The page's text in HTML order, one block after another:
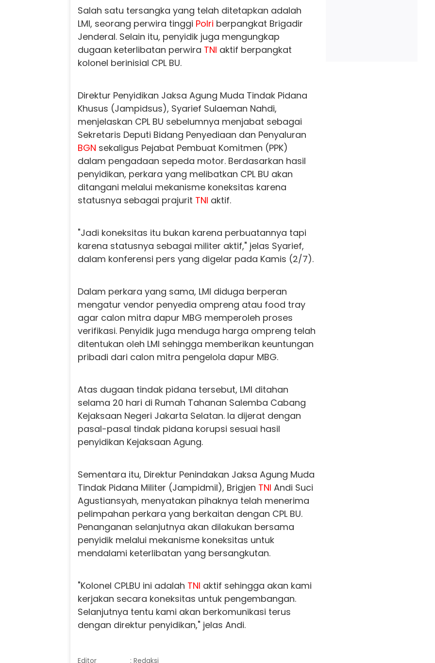
Salah satu tersangka yang telah ditetapkan adalah
LMI, seorang perwira tinggi Polri berpangkat Brigadir
Jenderal. Selain itu, penyidik juga mengungkap
dugaan keterlibatan perwira TNI aktif berpangkat
kolonel berinisial CPL BU.
Direktur Penyidikan Jaksa Agung Muda Tindak Pidana
Khusus (Jampidsus), Syarief Sulaeman Nahdi,
menjelaskan CPL BU sebelumnya menjabat sebagai
Sekretaris Deputi Bidang Penyediaan dan Penyaluran
BGN sekaligus Pejabat Pembuat Komitmen (PPK)
dalam pengadaan sepeda motor. Berdasarkan hasil
penyidikan, perkara yang melibatkan CPL BU akan
ditangani melalui mekanisme koneksitas karena
statusnya sebagai prajurit TNI aktif.
"Jadi koneksitas itu bukan karena perbuatannya tapi
karena statusnya sebagai militer aktif," jelas Syarief,
dalam konferensi pers yang digelar pada Kamis (2/7).
Dalam perkara yang sama, LMI diduga berperan
mengatur vendor penyedia ompreng atau food tray
agar calon mitra dapur MBG memperoleh proses
verifikasi. Penyidik juga menduga harga ompreng telah
ditentukan oleh LMI sehingga memberikan keuntungan
pribadi dari calon mitra pengelola dapur MBG.
Atas dugaan tindak pidana tersebut, LMI ditahan
selama 20 hari di Rumah Tahanan Salemba Cabang
Kejaksaan Negeri Jakarta Selatan. Ia dijerat dengan
pasal-pasal tindak pidana korupsi sesuai hasil
penyidikan Kejaksaan Agung.
Sementara itu, Direktur Penindakan Jaksa Agung Muda
Tindak Pidana Militer (Jampidmil), Brigjen TNI Andi Suci
Agustiansyah, menyatakan pihaknya telah menerima
pelimpahan perkara yang berkaitan dengan CPL BU.
Penanganan selanjutnya akan dilakukan bersama
penyidik melalui mekanisme koneksitas untuk
mendalami keterlibatan yang bersangkutan.
"Kolonel CPLBU ini adalah TNI aktif sehingga akan kami
kerjakan secara koneksitas untuk pengembangan.
Selanjutnya tentu kami akan berkomunikasi terus
dengan direktur penyidikan," jelas Andi.
Editor : Redaksi